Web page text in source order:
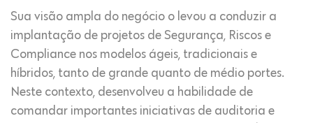
Sua visão ampla do negócio o levou a conduzir a
implantação de projetos de Segurança, Riscos e
Compliance nos modelos ágeis, tradicionais e
híbridos, tanto de grande quanto de médio portes.
Neste contexto, desenvolveu a habilidade de
comandar importantes iniciativas de auditoria e